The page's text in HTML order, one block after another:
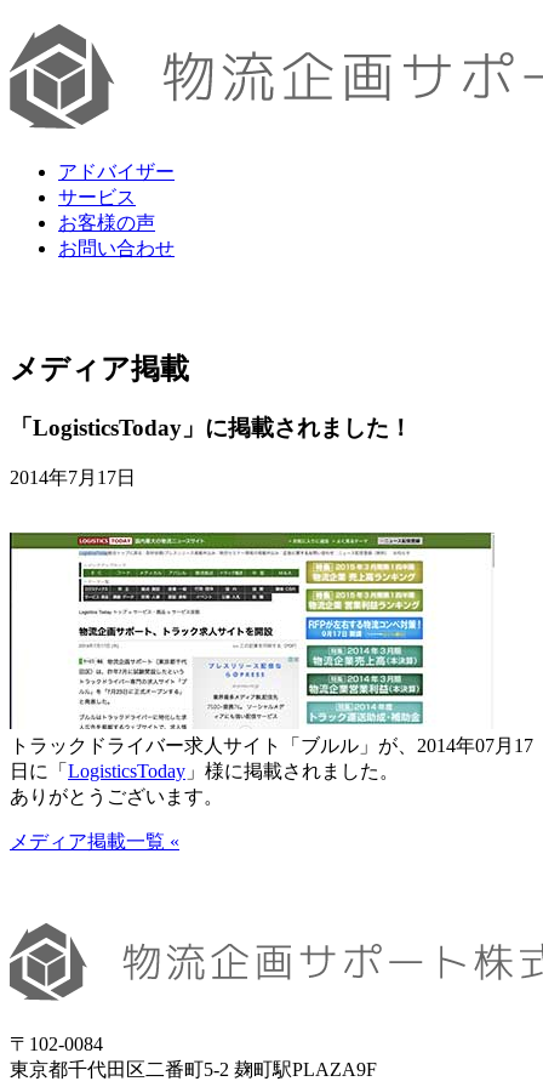
アドバイザー
サービス
お客様の声
お問い合わせ
メディア掲載
「LogisticsToday」に掲載されました！
2014年7月17日
トラックドライバー求人サイト「ブルル」が、2014年07月17
日に「 LogisticsToday 」様に掲載されました。
ありがとうございます。
メディア掲載一覧 «
〒102-0084
東京都千代田区二番町5-2 麹町駅PLAZA9F